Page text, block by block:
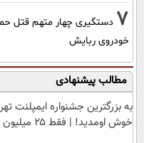
7 دستگیری چهار متهم قتل
خودروی ربایش
مطالب پیشنهادی
به بزرگترین جشنواره ایمپلنت
خوش اومدید! | فقط ۲۵ میلیون !